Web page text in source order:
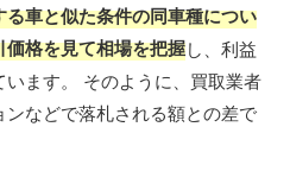
る車と似た条件の同車種につい
格を見て相場を把握し、利益
ます。 そのように、買取業者
などで落札される額との差で